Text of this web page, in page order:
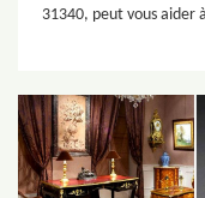
31340, peut vous aider